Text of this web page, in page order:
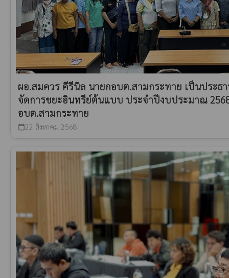
ผอ.สมควร คีรีนิล นายกอบต.สามกระทาย เป็นประธ
จัดการขยะอินทรีย์ต้นแบบ ประจำปีงบประมาณ
อบต.สามกระทาย
calendar_today22 สิงหาคม 2568